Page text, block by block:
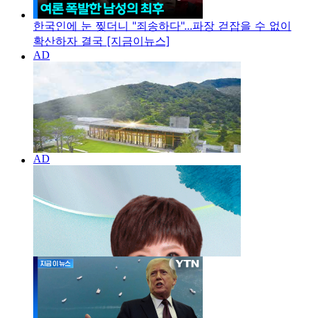
한국인에 눈 찢더니 "죄송하다"...파장 걷잡을 수 없이
확산하자 결국 [지금이뉴스]